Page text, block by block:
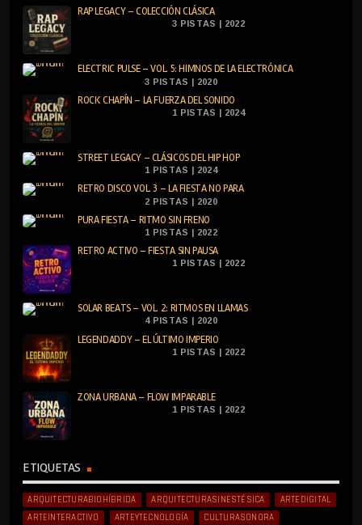
RAP LEGACY – COLECCIÓN CLÁSICA
3 PISTAS | 2022
ELECTRIC PULSE – VOL. 5: HIMNOS DE LA ELECTRÓNICA
3 PISTAS | 2020
ROCK CHAPÍN – LA FUERZA DEL SONIDO
1 PISTAS | 2024
STREET LEGACY – CLÁSICOS DEL HIP HOP
1 PISTAS | 2024
RETRO DISCO VOL. 3 – LA FIESTA NO PARA
2 PISTAS | 2020
PURA FIESTA – RITMO SIN FRENO
1 PISTAS | 2022
RETRO ACTIVO – FIESTA SIN PAUSA
1 PISTAS | 2022
SOLAR BEATS – VOL. 2: RITMOS EN LLAMAS
4 PISTAS | 2020
LEGENDADDY – EL ÚLTIMO IMPERIO
1 PISTAS | 2022
ZONA URBANA – FLOW IMPARABLE
1 PISTAS | 2022
ETIQUETAS
ARQUITECTURABIOHÍBRIDA ARQUITECTURASINESTÉSICA
ARTEDIGITAL
ARTEINTERACTIVO
ARTEYTECNOLOGÍA
CULTURASONORA